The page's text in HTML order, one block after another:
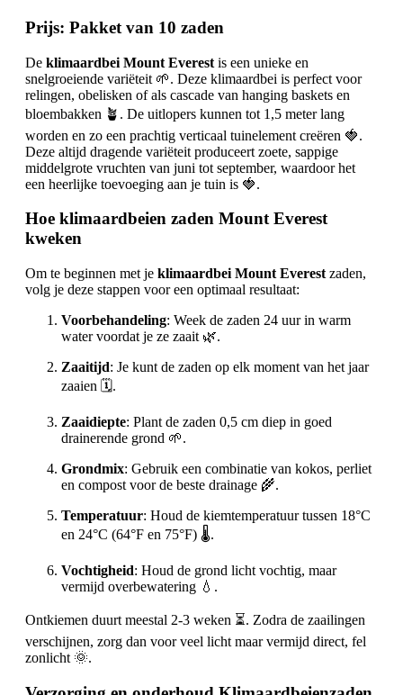
Prijs: Pakket van 10 zaden
De klimaardbei Mount Everest is een unieke en
snelgroeiende variëteit 🌱. Deze klimaardbei is perfect voor
relingen, obelisken of als cascade van hanging baskets en
bloembakken 🪴. De uitlopers kunnen tot 1,5 meter lang
worden en zo een prachtig verticaal tuinelement creëren 🍓.
Deze altijd dragende variëteit produceert zoete, sappige
middelgrote vruchten van juni tot september, waardoor het
een heerlijke toevoeging aan je tuin is 🍓.
Hoe klimaardbeien zaden Mount Everest
kweken
Om te beginnen met je klimaardbei Mount Everest zaden,
volg je deze stappen voor een optimaal resultaat:
Voorbehandeling: Week de zaden 24 uur in warm
water voordat je ze zaait 🌿.
Zaaitijd: Je kunt de zaden op elk moment van het jaar
zaaien 🗓️.
Zaaidiepte: Plant de zaden 0,5 cm diep in goed
drainerende grond 🌱.
Grondmix: Gebruik een combinatie van kokos, perliet
en compost voor de beste drainage 🌾.
Temperatuur: Houd de kiemtemperatuur tussen 18°C
en 24°C (64°F en 75°F) 🌡️.
Vochtigheid: Houd de grond licht vochtig, maar
vermijd overbewatering 💧.
Ontkiemen duurt meestal 2-3 weken ⏳. Zodra de zaailingen
verschijnen, zorg dan voor veel licht maar vermijd direct, fel
zonlicht 🌞.